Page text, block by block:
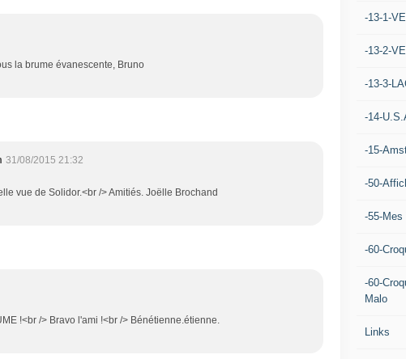
la brume évanescente, Bruno
31/08/2015 21:32
vue de Solidor.<br /> Amitiés. Joëlle Brochand
!<br /> Bravo l'ami !<br /> Bénétienne.étienne.
-13-1-
-13-2-
-13-3-
-14-
-15-
-50-
-55-Mes
-60-
-60-
Malo
Links